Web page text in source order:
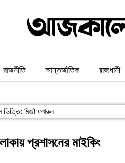
রাজনীতি আন্তর্জাতিক রাজধানী
ভিত্তি: মির্জা ফখরুল
প্রশাসনের মাইকিং